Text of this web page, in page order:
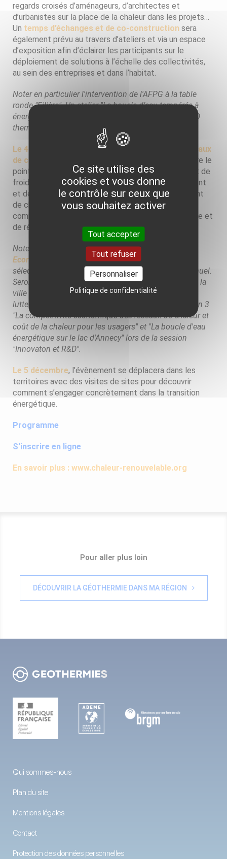
regards croisés d’aménageurs, d’architectes et
d’urbanistes sur la place de la chaleur dans les projets…
Un temps d’échanges et de co-construction sera
également prévu au travers d’ateliers et via un espace
d’exposition afin d’éclairer les participants sur le
déploiement de solutions à l’échelle des collectivités,
au sein des entreprises et dans l’habitat.
Noter en particulier l'intervention de l'AFPG à la table
ronde "Filière". Un atelier "La boucle d’eau tempérée à
énergie géothermique : en route vers les SMART-GRID
thermiques !" est également proposé.
Le 4 décembre
15iemes Rencontres des réseaux
de chaleur
permettront plus spécifiquement de faire le
point sur la riche actualité des réseaux de chaleur et de
froid, d’évoquer leurs perspectives de développement
et de présenter des projets innovants qui permettent
de chauffer et de rafraîchir les Français à un prix
compétitif avec des sources de chaleur renouvelable et
de récupération locales.
Noter que l'association AMORCE remettra son
Ecoréseaux de chaleuraux heureux candidats
sélectionnés de l'édition 2019 de son "concours" annuel.
Seront également présentés "Le réseau de chaleur de la
ville de Fresnes, un outil partagé avec les usagers de
lutte contre la précarité énergétique" lors de la session 3
"La compétitivité économique des réseaux de chaleur et
coût de la chaleur pour les usagers" et "La boucle d'eau
énergétique sur le lac d'Annecy" lors de la session
"Innovaton et R&D".
Le 5 décembre, l’évènement se déplacera dans les
territoires avec des visites de sites pour découvrir
comment s’engager concrètement dans la transition
énergétique.
Programme
S'inscrire en ligne
En savoir plus : www.chaleur-renouvelable.org
Pour aller plus loin
DÉCOUVRIR LA GÉOTHERMIE DANS MA RÉGION
Qui sommes-nous
Plan du site
Mentions légales
Contact
Protection des données personnelles
Ce site utilise des
cookies et vous donne
le contrôle sur ceux que
vous souhaitez activer
Tout accepter
Tout refuser
Personnaliser
Politique de confidentialité